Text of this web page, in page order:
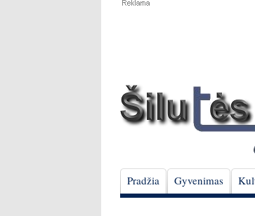
Pradžia Gyvenimas